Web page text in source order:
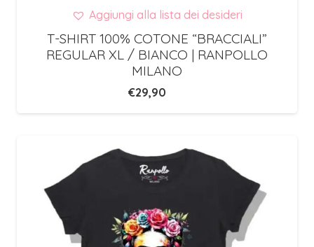
Aggiungi alla lista dei desideri
T-SHIRT 100% COTONE “BRACCIALI”
REGULAR XL / BIANCO | RANPOLLO
MILANO
€29,90